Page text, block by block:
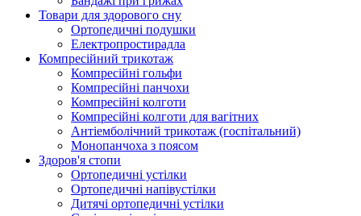
Товари для здорового сну
Ортопедичні подушки
Електропростирадла
Компресійний трикотаж
Компресійні гольфи
Компресійні панчохи
Компресійні колготи
Компресійні колготи для вагітних
Антіемболічний трикотаж (госпітальний)
Монопанчоха з поясом
Здоров'я стопи
Ортопедичні устілки
Ортопедичні напівустілки
Дитячі ортопедичні устілки